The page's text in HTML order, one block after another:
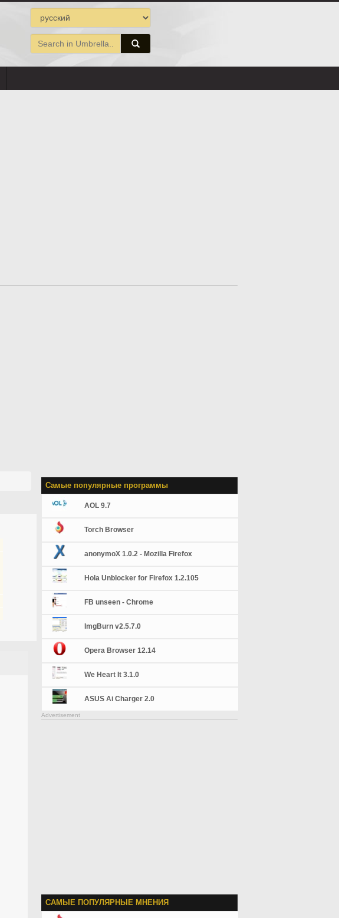
Самые популярные программы
AOL 9.7
Torch Browser
anonymoX 1.0.2 - Mozilla Firefox
Hola Unblocker for Firefox 1.2.105
FB unseen - Chrome
ImgBurn v2.5.7.0
Opera Browser 12.14
We Heart It 3.1.0
ASUS Ai Charger 2.0
Advertisement
САМЫЕ ПОПУЛЯРНЫЕ МНЕНИЯ